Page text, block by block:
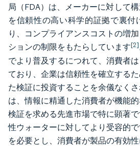
局（FDA）は、メーカーに対して
を信頼性の高い科学的証拠で裏付
り、コンプライアンスコストの増
ションの制限をもたらしています[2]
でより普及するにつれて、消費者
ており、企業は信頼性を確立する
た検証に投資することを余儀なく
は、情報に精通した消費者が機能
検証を求める先進市場で特に顕著
性ウォーターに対してより受容的
を必要とし、消費者が製品の有効